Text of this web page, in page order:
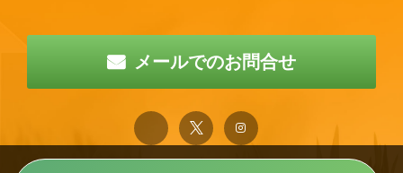
メールでのお問合せ